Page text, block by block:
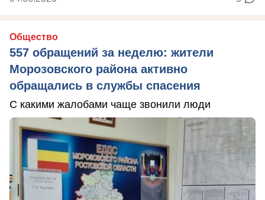
Общество
557 обращений за неделю: жители
Морозовского района активно
обращались в службы спасения
С какими жалобами чаще звонили люди